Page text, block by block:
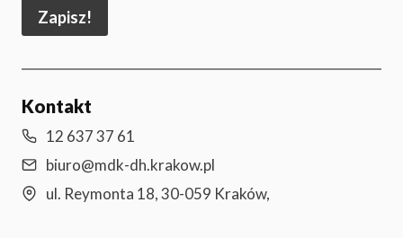
Zapisz!
Kontakt
12 637 37 61
biuro@mdk-dh.krakow.pl
ul. Reymonta 18, 30-059 Kraków,